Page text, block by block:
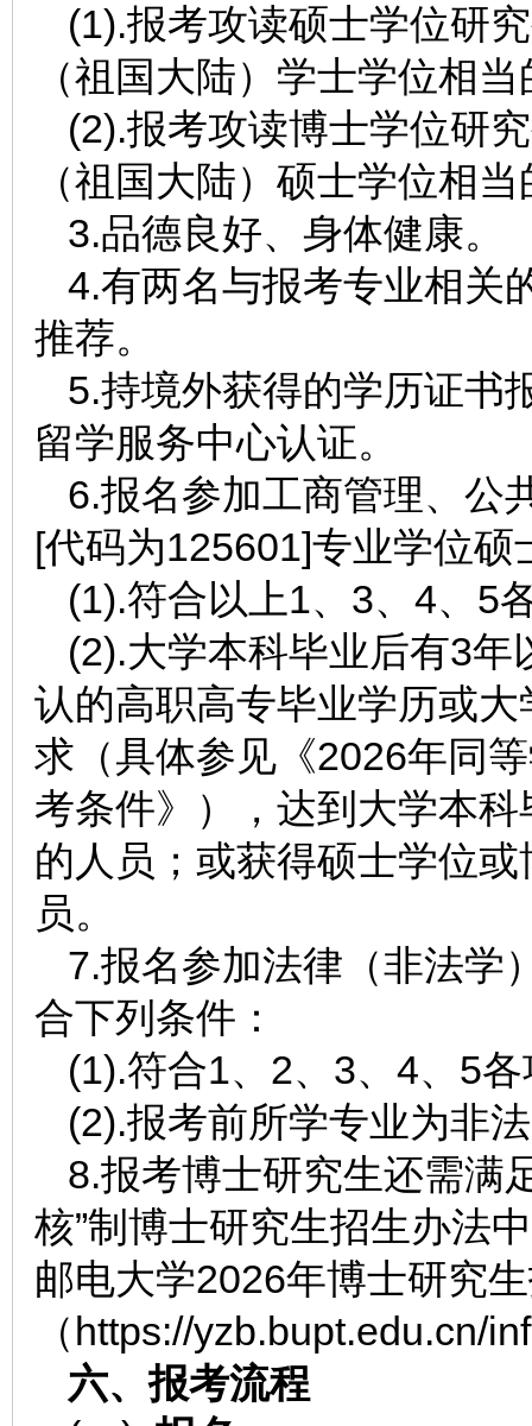
(1).报考攻读硕士学位研
（祖国大陆）学士学位相
(2).报考攻读博士学位研
（祖国大陆）硕士学位相
3.品德良好、身体健康。
4.有两名与报考专业相关
推荐。
5.持境外获得的学历证书
留学服务中心认证。
6.报名参加工商管理、公
[代码为125601]专业学位
(1).符合以上1、3、4、5
(2).大学本科毕业后有3
认的高职高专毕业学历或
求（具体参见《2026年同
考条件》），达到大学本
的人员；或获得硕士学位
员。
7.报名参加法律（非法学
合下列条件：
(1).符合1、2、3、4、5
(2).报考前所学专业为非
8.报考博士研究生还需满
核”制博士研究生招生办法
邮电大学2026年博士研究
（https://yzb.bupt.edu.cn/
六、报考流程